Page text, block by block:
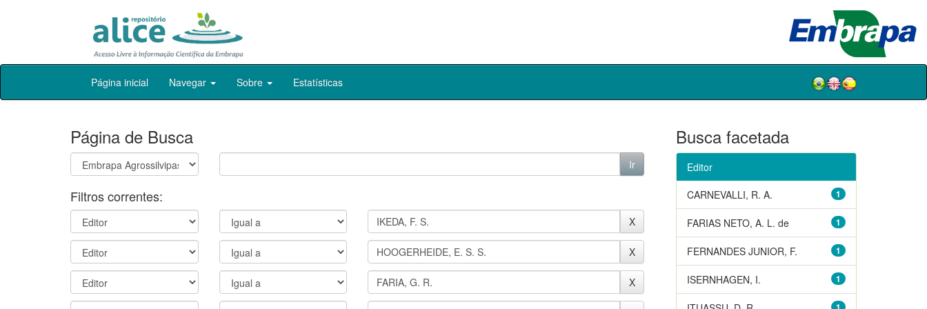
Skip
Página inicial Navegar Sobre Estatísticas
Página de Busca
Filtros correntes:
Busca facetada
Editor
1
CARNEVALLI, R. A.
1
FARIAS NETO, A. L. de
1
FERNANDES JUNIOR, F.
1
ISERNHAGEN, I.